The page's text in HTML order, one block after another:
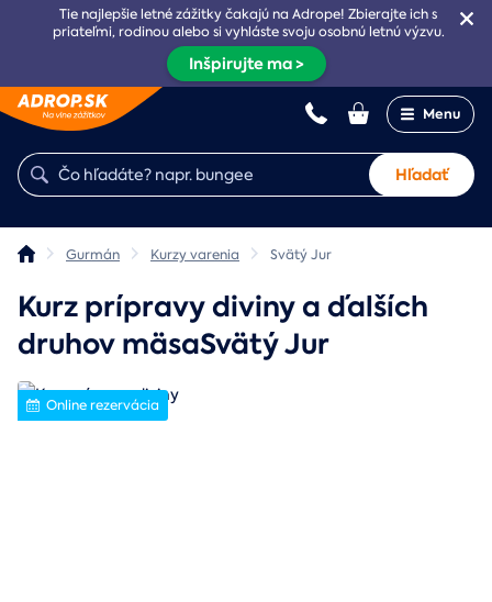
Tie najlepšie letné zážitky čakajú na Adrope! Zbierajte ich s
priateľmi, rodinou alebo si vyhláste svoju osobnú letnú výzvu.
Inšpirujte ma >
Menu
Hľadať
Gurmán Kurzy varenia Svätý Jur
Kurz prípravy diviny a ďalších
druhov mäsaSvätý Jur
Online rezervácia